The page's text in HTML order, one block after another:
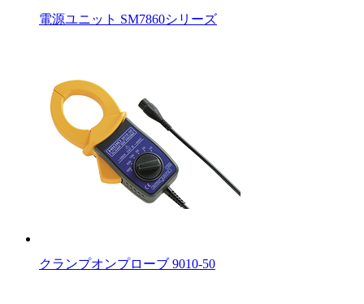
電源ユニット SM7860シリーズ
クランプオンプローブ 9010-50